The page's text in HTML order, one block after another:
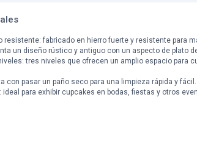
resistente: fabricado en hierro fuerte y resistente para
un diseño rústico y antiguo con un aspecto de plato
tres niveles que ofrecen un amplio espacio para
con pasar un paño seco para una limpieza rápida y fácil.
ideal para exhibir cupcakes en bodas, fiestas y otros